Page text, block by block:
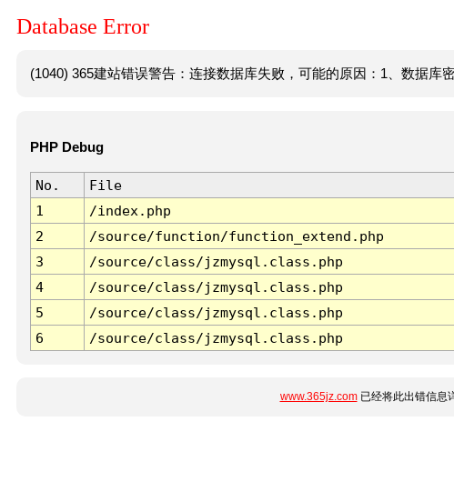
Database Error
(1040) 365建站错误警告：连接数据库失败，可能的原因：1、数据库
PHP Debug
No. File
1
/index.php
2
/source/function/function_extend.php
3
/source/class/jzmysql.class.php
4
/source/class/jzmysql.class.php
5
/source/class/jzmysql.class.php
6
/source/class/jzmysql.class.php
www.365jz.com已经将此出错信息